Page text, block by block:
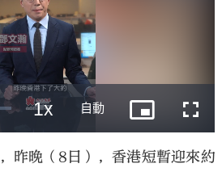
大公文匯
昨晚（8日），香港短暫迎來約